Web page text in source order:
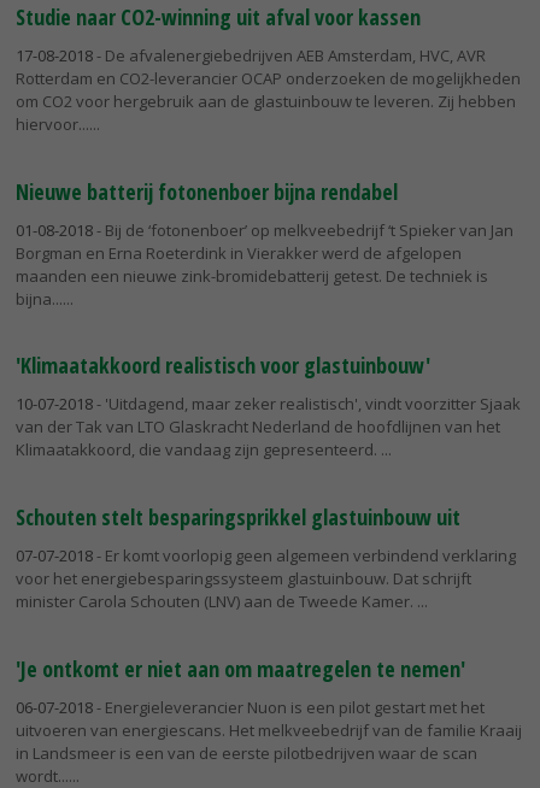
Studie naar CO2-winning uit afval voor kassen
17-08-2018- De afvalenergiebedrijven AEB Amsterdam, HVC, AVR
Rotterdam en CO2-leverancier OCAP onderzoeken de mogelijkheden
om CO2 voor hergebruik aan de glastuinbouw te leveren. Zij hebben
hiervoor...
Nieuwe batterij fotonenboer bijna rendabel
01-08-2018- Bij de ‘fotonenboer’ op melkveebedrijf ‘t Spieker van Jan
Borgman en Erna Roeterdink in Vierakker werd de afgelopen
maanden een nieuwe zink-bromidebatterij getest. De techniek is
bijna...
'Klimaatakkoord realistisch voor glastuinbouw'
10-07-2018- 'Uitdagend, maar zeker realistisch', vindt voorzitter Sjaak
van der Tak van LTO Glaskracht Nederland de hoofdlijnen van het
Klimaatakkoord, die vandaag zijn gepresenteerd.
Schouten stelt besparingsprikkel glastuinbouw uit
07-07-2018- Er komt voorlopig geen algemeen verbindend verklaring
voor het energiebesparingssysteem glastuinbouw. Dat schrijft
minister Carola Schouten (LNV) aan de Tweede Kamer.
'Je ontkomt er niet aan om maatregelen te nemen'
06-07-2018- Energieleverancier Nuon is een pilot gestart met het
uitvoeren van energiescans. Het melkveebedrijf van de familie Kraaij
in Landsmeer is een van de eerste pilotbedrijven waar de scan
wordt...